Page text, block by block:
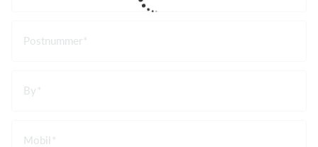
Postnummer
By
Mobil